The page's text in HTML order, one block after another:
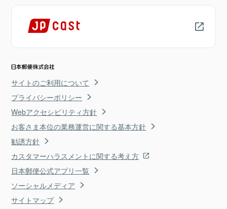
サイトのご利用について
プライバシーポリシー
Webアクセシビリティ方針
お客さま本位の業務運営に関する基本方針
勧誘方針
カスタマーハラスメントに関する考え方
日本郵便公式アプリ一覧
ソーシャルメディア
サイトマップ